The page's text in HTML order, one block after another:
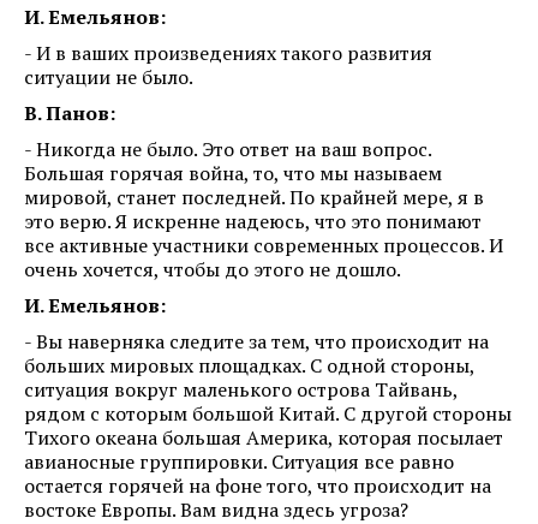
И. Емельянов:
- И в ваших произведениях такого развития
ситуации не было.
В. Панов:
- Никогда не было. Это ответ на ваш вопрос.
Большая горячая война, то, что мы называем
мировой, станет последней. По крайней мере, я в
это верю. Я искренне надеюсь, что это понимают
все активные участники современных процессов. И
очень хочется, чтобы до этого не дошло.
И. Емельянов:
- Вы наверняка следите за тем, что происходит на
больших мировых площадках. С одной стороны,
ситуация вокруг маленького острова Тайвань,
рядом с которым большой Китай. С другой стороны
Тихого океана большая Америка, которая посылает
авианосные группировки. Ситуация все равно
остается горячей на фоне того, что происходит на
востоке Европы. Вам видна здесь угроза?